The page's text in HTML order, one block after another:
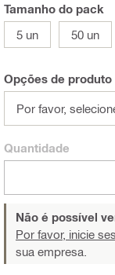
Tamanho do pack
5 un
50 un
Opções de produto
Por favor,
Quantidade
Não é possível
Por favor, inicie
sua empresa.